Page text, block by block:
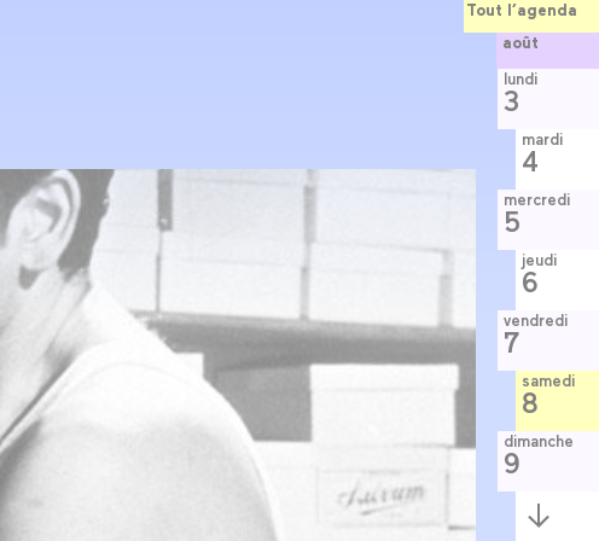
Tout l’agenda
août
lundi
3
mardi
4
mercredi
5
jeudi
6
vendredi
7
samedi
8
dimanche
9
Semaine
suivante